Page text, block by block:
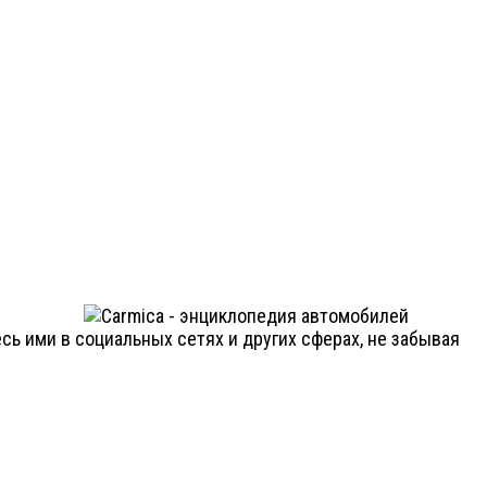
в социальных сетях и других сферах, не забывая